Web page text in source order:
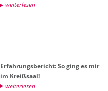
wei­ter­le­sen
Er­fah­rungs­be­richt: So ging es mir
im Kreiß­saal!
wei­ter­le­sen